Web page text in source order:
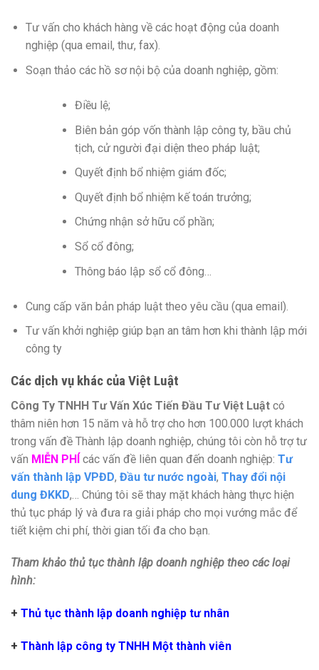
Tư vấn cho khách hàng về các hoạt động của doanh
nghiệp (qua email, thư, fax).
Soạn thảo các hồ sơ nội bộ của doanh nghiệp, gồm:
Điều lệ;
Biên bản góp vốn thành lập công ty, bầu chủ
tịch, cử người đại diện theo pháp luật;
Quyết định bổ nhiệm giám đốc;
Quyết định bổ nhiệm kế toán trưởng;
Chứng nhận sở hữu cổ phần;
Sổ cổ đông;
Thông báo lập sổ cổ đông…
Cung cấp văn bản pháp luật theo yêu cầu (qua email).
Tư vấn khởi nghiệp giúp bạn an tâm hơn khi thành lập mới
công ty
Các dịch vụ khác của Việt Luật
Công Ty TNHH Tư Vấn Xúc Tiến Đầu Tư Việt Luật có
thâm niên hơn 15 năm và hỗ trợ cho hơn 100.000 lượt khách
trong vấn đề Thành lập doanh nghiệp, chúng tôi còn hỗ trợ tư
vấn MIỄN PHÍ các vấn đề liên quan đến doanh nghiệp: Tư
vấn thành lập VPĐD, Đầu tư nước ngoài, Thay đổi nội
dung ĐKKD,… Chúng tôi sẽ thay mặt khách hàng thực hiện
thủ tục pháp lý và đưa ra giải pháp cho mọi vướng mắc để
tiết kiệm chi phí, thời gian tối đa cho bạn.
Tham khảo thủ tục thành lập doanh nghiệp theo các loại
hình:
+ Thủ tục thành lập doanh nghiệp tư nhân
+ Thành lập công ty TNHH Một thành viên